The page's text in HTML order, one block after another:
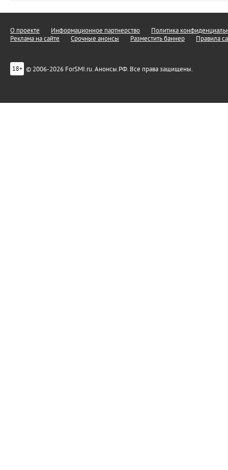
О проекте Информационное партнерство
Политика
Реклама на сайте
Срочные анонсы Разместить баннер Правила
18+ © 2006-2026 ForSMI.ru. Анонсы.РФ. Все права защищены.